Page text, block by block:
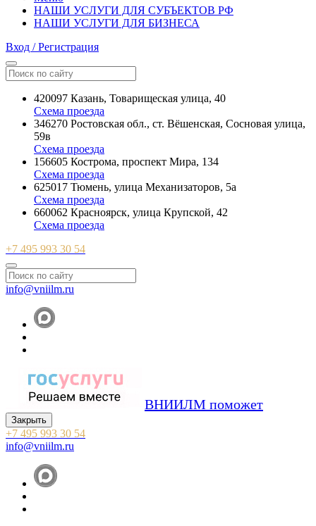
НАШИ УСЛУГИ ДЛЯ СУБЪЕКТОВ РФ
НАШИ УСЛУГИ ДЛЯ БИЗНЕСА
Вход / Регистрация
420097 Казань, Товарищеская улица, 40
Схема проезда
346270 Ростовская обл., ст. Вёшенская, Сосновая улица,
59в
Схема проезда
156605 Кострома, проспект Мира, 134
Схема проезда
625017 Тюмень, улица Механизаторов, 5а
Схема проезда
660062 Красноярск, улица Крупской, 42
Схема проезда
+7 495 993 30 54
info@vniilm.ru
ВНИИЛМ поможет
Закрыть
+7 495 993 30 54
info@vniilm.ru